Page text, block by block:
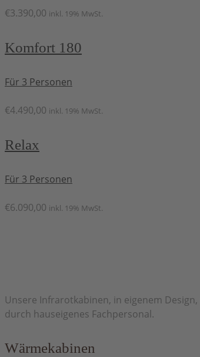
€3.390,00 inkl. 19% MwSt.
Komfort 180
Für 3 Personen
€4.490,00 inkl. 19% MwSt.
Relax
Für 3 Personen
€6.090,00 inkl. 19% MwSt.
Unsere Infrarotkabinen, in eigenem
durch hauseigenes Fachpersonal.
Wärmekabinen